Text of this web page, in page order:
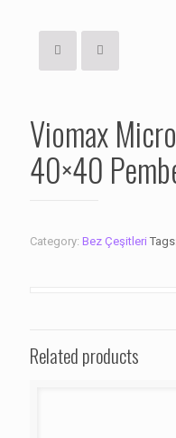
Viomax
40×40
Category: Bez Çeşitleri
Related products